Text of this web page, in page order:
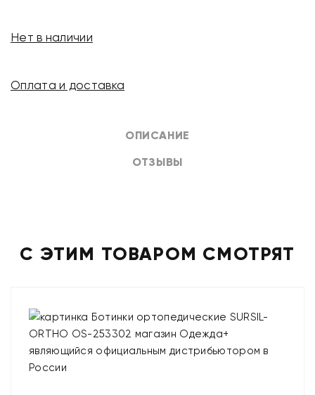
ОПИСАНИЕ
ОТЗЫВЫ
Нет в наличии
Оплата и доставка
С ЭТИМ ТОВАРОМ СМОТРЯТ